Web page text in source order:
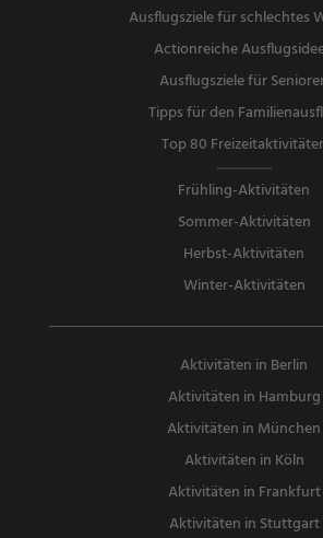
Ausflugsziele für schlechtes
Actionreiche
Ausflugsziele für
Tipps für den
Top 80
Frühling-Aktivitäten
Sommer-Aktivitäten
Herbst-Aktivitäten
Winter-Aktivitäten
Aktivitäten in Berlin
Aktivitäten in Hamburg
Aktivitäten in München
Aktivitäten in Köln
Aktivitäten in Frankfurt
Aktivitäten in Stuttgart